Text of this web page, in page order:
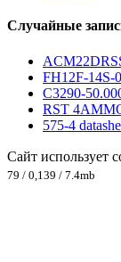
Случайные
FH12F-14S-
C3290-
RST
575-4
Сайт использует
79 / 0,139 / 7.4mb